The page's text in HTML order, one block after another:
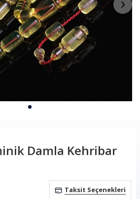
Damla Kehribar
Taksit Seçenekleri